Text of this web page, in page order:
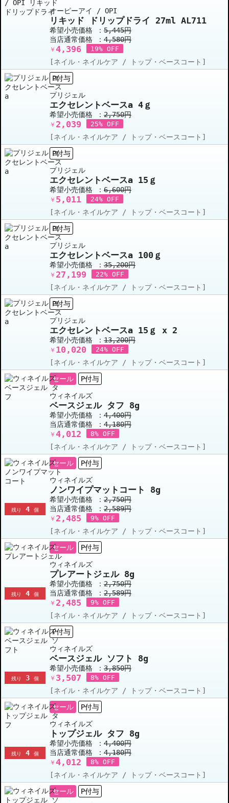
オーピーアイ / OPI
リキッド ドリップドライ 27ml AL711
希望小売価格 ： 5,445円
当店通常価格 ： 4,580円
￥ 4,396 19% OFF
[ネイル・ネイルケア / トップ・ベースコート]
P付与
プリジェル
エクセレントベースa 4ｇ
希望小売価格 ： 2,750円
￥ 2,039 25% OFF
[ネイル・ネイルケア / トップ・ベースコート]
P付与
プリジェル
エクセレントベースa 15ｇ
希望小売価格 ： 6,600円
￥ 5,011 24% OFF
[ネイル・ネイルケア / トップ・ベースコート]
P付与
プリジェル
エクセレントベースa 100ｇ
希望小売価格 ： 35,200円
￥ 27,199 22% OFF
[ネイル・ネイルケア / トップ・ベースコート]
P付与
プリジェル
エクセレントベースa 15ｇ x 2
希望小売価格 ： 13,200円
￥ 10,020 24% OFF
[ネイル・ネイルケア / トップ・ベースコート]
セール
P付与
ウィネイルズ
ベースジェル タフ 8g
希望小売価格 ： 4,400円
当店通常価格 ： 4,180円
￥ 4,012 8% OFF
[ネイル・ネイルケア / トップ・ベースコート]
残り 4 個
セール P付与
ウィネイルズ
ノンワイプマットコート 8g
希望小売価格 ： 2,750円
当店通常価格 ： 2,589円
￥ 2,485 9% OFF
[ネイル・ネイルケア / トップ・ベースコート]
残り 4 個
セール P付与
ウィネイルズ
プレアートジェル 8g
希望小売価格 ： 2,750円
当店通常価格 ： 2,589円
￥ 2,485 9% OFF
[ネイル・ネイルケア / トップ・ベースコート]
残り 3 個
P付与
ウィネイルズ
ベースジェル ソフト 8g
希望小売価格 ： 3,850円
￥ 3,507 8% OFF
[ネイル・ネイルケア / トップ・ベースコート]
残り 4 個
セール P付与
ウィネイルズ
トップジェル タフ 8g
希望小売価格 ： 4,400円
当店通常価格 ： 4,180円
￥ 4,012 8% OFF
[ネイル・ネイルケア / トップ・ベースコート]
セール P付与